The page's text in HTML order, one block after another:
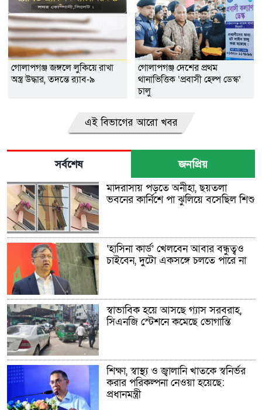
গোলাপগঞ্জ জঙ্গলে লুকিয়ে রাখা
অস্ত্র উদ্ধার, তদন্তে র‌্যাব-৯
গোলাপগঞ্জ দেশের প্রথম
থানাভিত্তিক ‘প্রবাসী হেল্প ডেস্ক’
চালু
এই বিভাগের আরো খবর
সর্বশেষ জনপ্রিয়
মাদরাসায় পড়তে অনীহা, ছয়তলা
ভবনের কার্নিশে পা ঝুলিয়ে বসেছিল শিশু
‘হাসিনা কার্ড’ খেলবেন আবার বন্ধুত্বও
চাইবেন, দুটো একসঙ্গে চলতে পারে না
স্বাভাবিক হয়ে আসছে গ্যাস সরবরাহ,
সিএনজি স্টেশনে কমেছে ভোগান্তি
শিক্ষা, স্বাস্থ্য ও জ্বালানি খাতকে স্বনির্ভর
করার পরিকল্পনা নেওয়া হয়েছে:
প্রধানমন্ত্রী